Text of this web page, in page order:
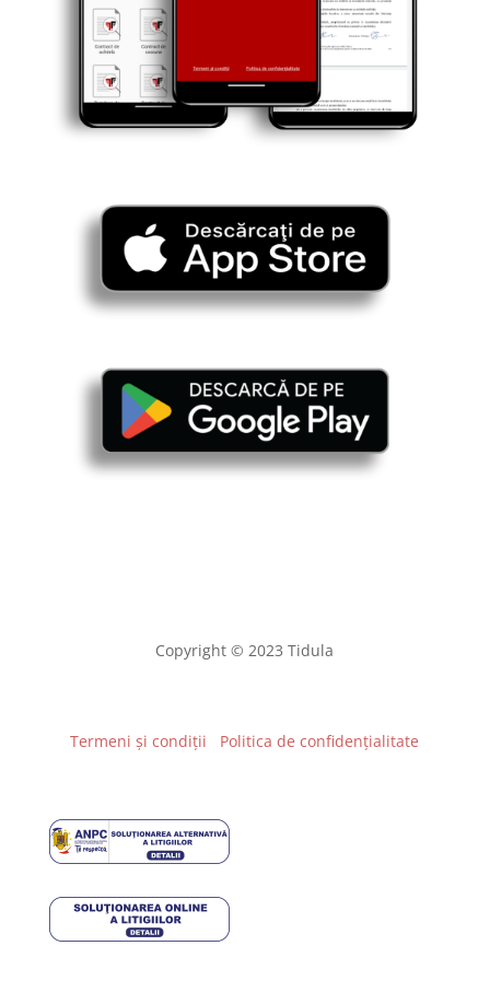
Copyright © 2023 Tidula
Termeni și condiții Politica de confidențialitate